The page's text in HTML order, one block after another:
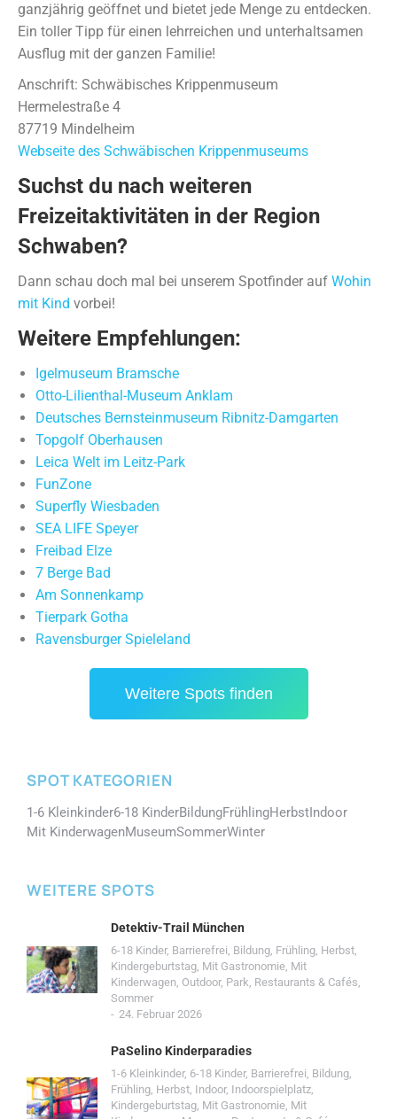
ganzjährig geöffnet und bietet jede Menge zu entdecken.
Ein toller Tipp für einen lehrreichen und unterhaltsamen
Ausflug mit der ganzen Familie!
Anschrift: Schwäbisches Krippenmuseum
Hermelestraße 4
87719 Mindelheim
Webseite des Schwäbischen Krippenmuseums
Suchst du nach weiteren
Freizeitaktivitäten in der Region
Schwaben?
Dann schau doch mal bei unserem Spotfinder auf Wohin
mit Kind vorbei!
Weitere Empfehlungen:
Igelmuseum Bramsche
Otto-Lilienthal-Museum Anklam
Deutsches Bernsteinmuseum Ribnitz-Damgarten
Topgolf Oberhausen
Leica Welt im Leitz-Park
FunZone
Superfly Wiesbaden
SEA LIFE Speyer
Freibad Elze
7 Berge Bad
Am Sonnenkamp
Tierpark Gotha
Ravensburger Spieleland
Weitere Spots finden
SPOT KATEGORIEN
1-6 Kleinkinder6-18 KinderBildungFrühlingHerbstIndoor
Mit KinderwagenMuseumSommerWinter
WEITERE SPOTS
Detektiv-Trail München
6-18 Kinder, Barrierefrei, Bildung, Frühling, Herbst,
Kindergeburtstag, Mit Gastronomie, Mit
Kinderwagen, Outdoor, Park, Restaurants & Cafés,
Sommer
24. Februar 2026
PaSelino Kinderparadies
1-6 Kleinkinder, 6-18 Kinder, Barrierefrei, Bildung,
Frühling, Herbst, Indoor, Indoorspielplatz,
Kindergeburtstag, Mit Gastronomie, Mit